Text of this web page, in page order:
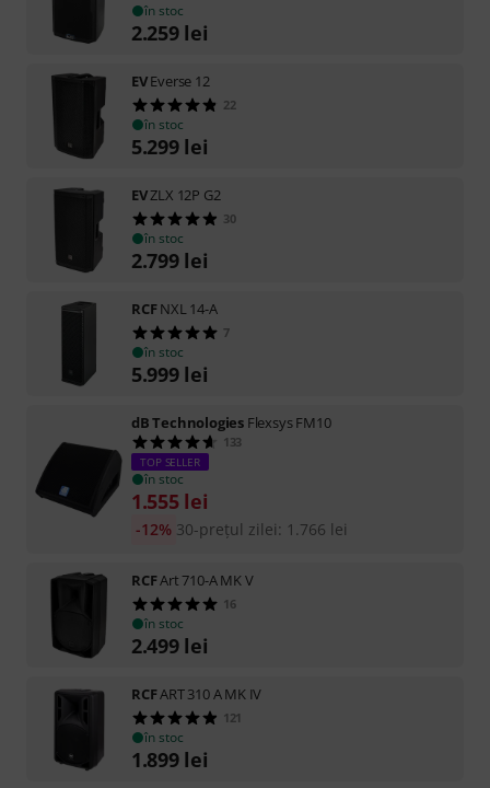
în stoc
2.259 lei
EVEverse 12
22
în stoc
5.299 lei
EVZLX 12P G2
30
în stoc
2.799 lei
RCFNXL 14-A
7
în stoc
5.999 lei
dB Technologies Flexsys FM10
133
TOP SELLER
în stoc
1.555 lei
30-prețul zilei: 1.766 lei
-12%
RCFArt 710-A MK V
16
în stoc
2.499 lei
RCFART 310 A MK IV
121
în stoc
1.899 lei